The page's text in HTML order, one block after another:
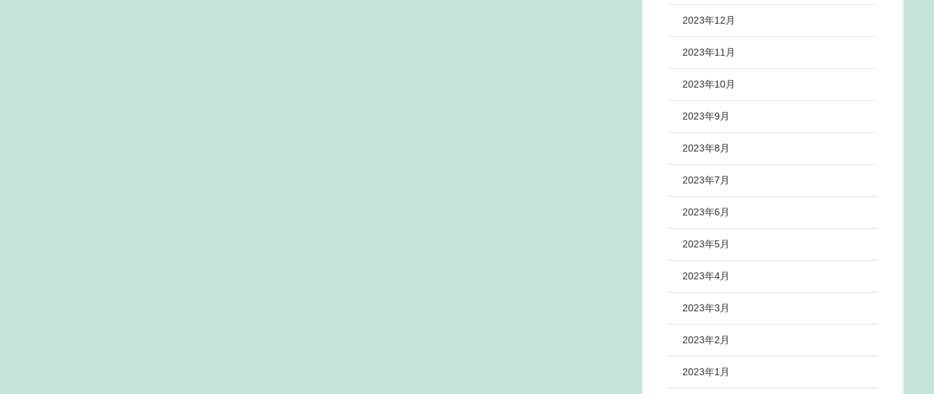
2023年12月
2023年11月
2023年10月
2023年9月
2023年8月
2023年7月
2023年6月
2023年5月
2023年4月
2023年3月
2023年2月
2023年1月